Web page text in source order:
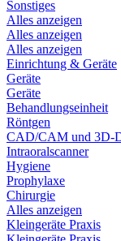
Sonstiges
Alles anzeigen
Alles anzeigen
Alles anzeigen
Einrichtung & Geräte
Geräte
Geräte
Behandlungseinheit
Röntgen
CAD/CAM und 3D-
Intraoralscanner
Hygiene
Prophylaxe
Chirurgie
Alles anzeigen
Kleingeräte Praxis